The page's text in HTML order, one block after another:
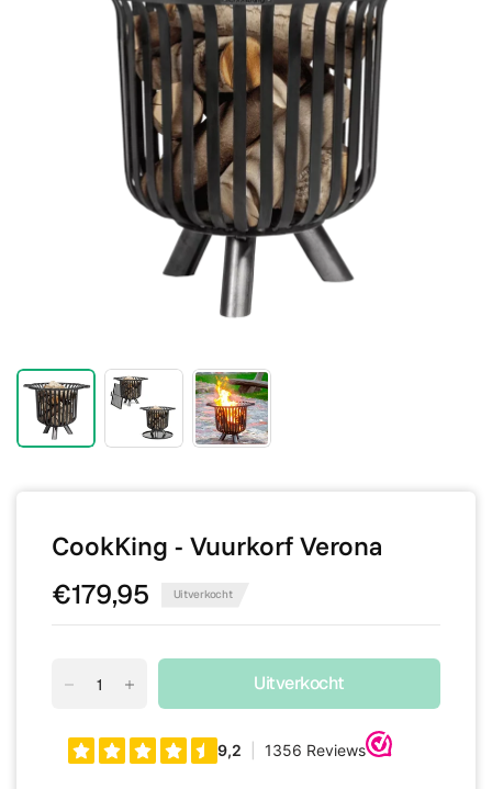
CookKing - Vuurkorf Verona
€179,95 Uitverkocht
Uitverkocht